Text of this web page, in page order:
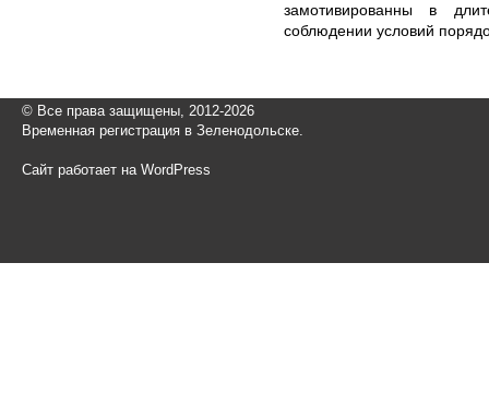
замотивированны в
соблюдении условий
© Все права защищены, 2012-2026
Временная регистрация в Зеленодольске.
Сайт работает на WordPress